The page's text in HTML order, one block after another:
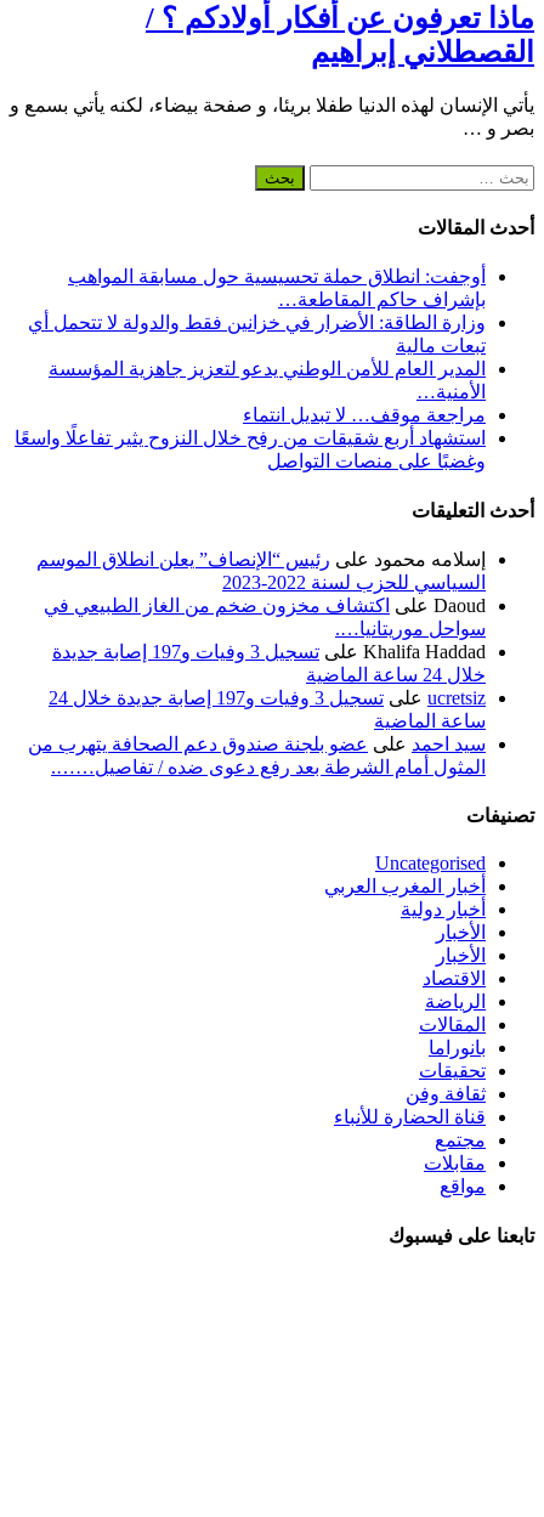
ماذا تعرفون عن أفكار أولادكم ؟ /
القصطلاني إبراهيم
يأتي الإنسان لهذه الدنيا طفلا بريئا، و صفحة بيضاء، لكنه يأتي بسمع و
بصر و …
البحث
أحدث المقالات
أوجفت: انطلاق حملة تحسيسية حول مسابقة المواهب
بإشراف حاكم المقاطعة…
وزارة الطاقة: الأضرار في خزانين فقط والدولة لا تتحمل أي
تبعات مالية
المدير العام للأمن الوطني يدعو لتعزيز جاهزية المؤسسة
الأمنية…
مراجعة موقف… لا تبديل انتماء
استشهاد أربع شقيقات من رفح خلال النزوح يثير تفاعلًا واسعًا
وغضبًا على منصات التواصل
أحدث التعليقات
إسلامه محمود على رئيس “الإنصاف” يعلن انطلاق الموسم
السياسي للحزب لسنة 2022-2023
Daoud على اكتشاف مخزون ضخم من الغاز الطبيعي في
سواحل موريتانيا….
Khalifa Haddad على
تسجيل 3 وفيات و197 إصابة جديدة
خلال 24 ساعة الماضية
ucretsiz على
تسجيل 3 وفيات و197 إصابة جديدة خلال 24
ساعة الماضية
سيد احمد على عضو بلجنة صندوق دعم الصحافة يتهرب من
المثول أمام الشرطة بعد رفع دعوى ضده / تفاصيل…….
تصنيفات
Uncategorised
أخبار المغرب العربي
أخبار دولية
الأخبار
الأخبار
الاقتصاد
الرياضة
المقالات
بانوراما
تحقيقات
ثقافة وفن
قناة الحضارة للأنباء
مجتمع
مقابلات
مواقع
تابعنا على فيسبوك